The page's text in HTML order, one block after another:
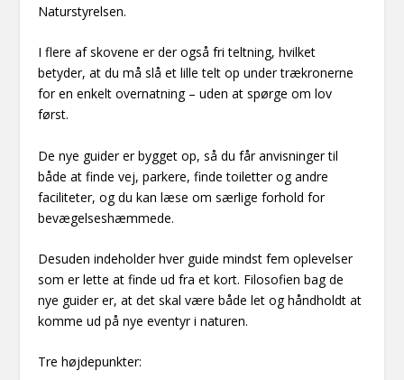
Naturstyrelsen.
I flere af skovene er der også fri teltning, hvilket
betyder, at du må slå et lille telt op under trækronerne
for en enkelt overnatning – uden at spørge om lov
først.
De nye guider er bygget op, så du får anvisninger til
både at finde vej, parkere, finde toiletter og andre
faciliteter, og du kan læse om særlige forhold for
bevægelseshæmmede.
Desuden indeholder hver guide mindst fem oplevelser
som er lette at finde ud fra et kort. Filosofien bag de
nye guider er, at det skal være både let og håndholdt at
komme ud på nye eventyr i naturen.
Tre højdepunkter: